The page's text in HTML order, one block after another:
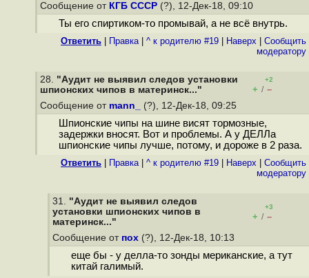
Сообщение от КГБ СССР (?), 12-Дек-18, 09:10
Ты его спиртиком-то промывай, а не всё внутрь.
Ответить Правка| ^ к родителю #19 Наверх
Cообщить
модератору
28. "Аудит не выявил следов установки
шпионских чипов в материнск..."
+2
+ / –
Сообщение от mann_ (?), 12-Дек-18, 09:25
Шпионские чипы на шине висят тормозные,
задержки вносят. Вот и проблемы. А у ДЕЛЛа
шпионские чипы лучше, потому, и дороже в 2 раза.
Ответить Правка| ^ к родителю #19 Наверх
Cообщить
модератору
31. "Аудит не выявил следов
установки шпионских чипов в
материнск..."
+3
+ / –
Сообщение от пох (?), 12-Дек-18, 10:13
еще бы - у делла-то зонды мериканские, а тут
китай галимый.